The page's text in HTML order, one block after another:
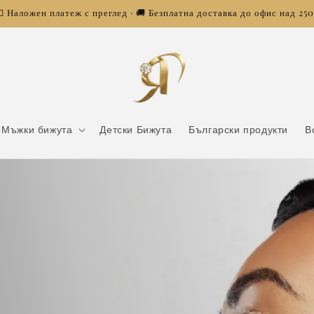
Наложен платеж с преглед · 🚚 Безплатна доставка до офис над
Мъжки бижута Детски Бижута Български продукти